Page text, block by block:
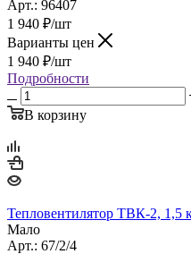
Арт.: 96407
1 940 ₽/шт
Варианты цен
1 940 ₽/шт
Подробности
В корзину
Тепловентилятор ТВК-2, 1,5
Мало
Арт.: 67/2/4